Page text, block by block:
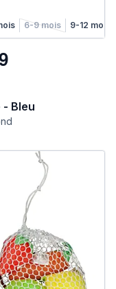
2-4 ans6-9 mois 9-12 mois
- Bleu